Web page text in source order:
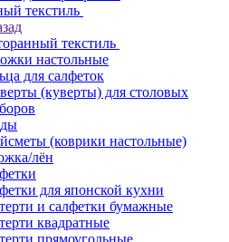
текстиль
текстиль
настольные
для салфеток
(куверты) для столовых
(коврики настольные)
лён
для японской кухни
и салфетки бумажные
квадратные
прямоугольные